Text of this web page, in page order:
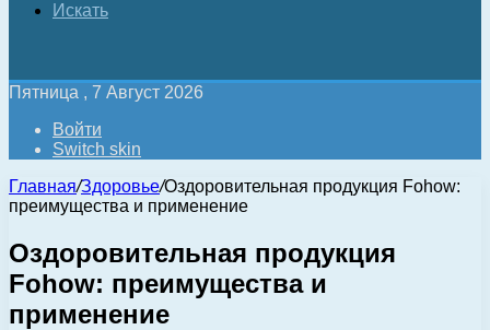
Искать
Пятница , 7 Август 2026
Войти
Switch skin
Главная/Здоровье/Оздоровительная продукция Fohow:
преимущества и применение
Оздоровительная продукция
Fohow: преимущества и
применение